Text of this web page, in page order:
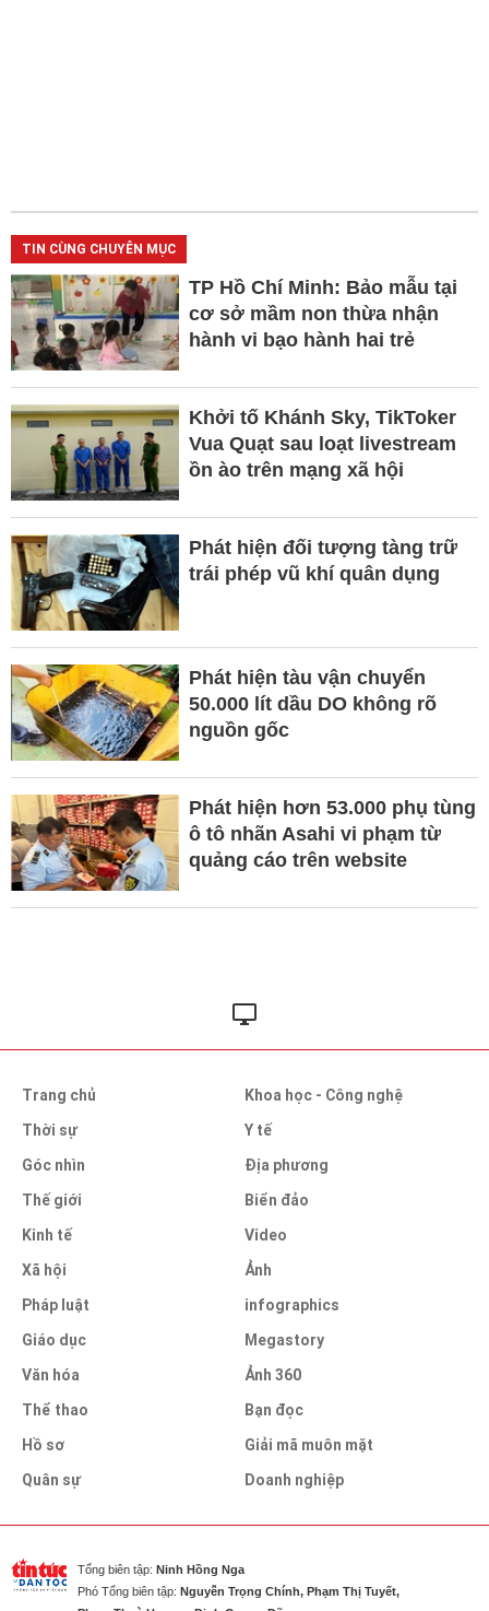
TIN CÙNG CHUYÊN MỤC
TP Hồ Chí Minh: Bảo mẫu tại
cơ sở mầm non thừa nhận
hành vi bạo hành hai trẻ
Khởi tố Khánh Sky, TikToker
Vua Quạt sau loạt livestream
ồn ào trên mạng xã hội
Phát hiện đối tượng tàng trữ
trái phép vũ khí quân dụng
Phát hiện tàu vận chuyển
50.000 lít dầu DO không rõ
nguồn gốc
Phát hiện hơn 53.000 phụ tùng
ô tô nhãn Asahi vi phạm từ
quảng cáo trên website
Trang chủ
Thời sự
Góc nhìn
Thế giới
Kinh tế
Xã hội
Pháp luật
Giáo dục
Văn hóa
Thể thao
Hồ sơ
Quân sự
Khoa học - Công nghệ
Y tế
Địa phương
Biển đảo
Video
Ảnh
infographics
Megastory
Ảnh 360
Bạn đọc
Giải mã muôn mặt
Doanh nghiệp
Tổng biên tập: Ninh Hồng Nga
Phó Tổng biên tập: Nguyễn Trọng Chính, Phạm Thị Tuyết,